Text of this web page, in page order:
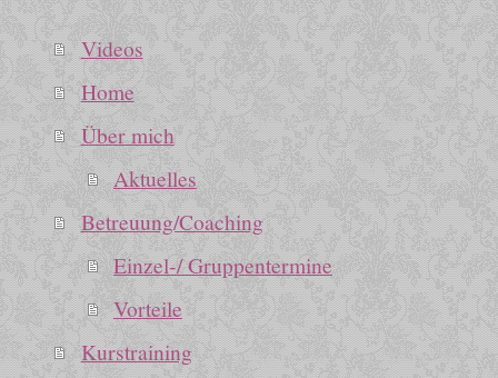
Videos
Home
Über mich
Aktuelles
Betreuung/Coaching
Einzel-/ Gruppentermine
Vorteile
Kurstraining